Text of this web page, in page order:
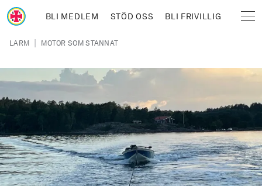
Hoppa till huvudinnehåll
BLI MEDLEM STÖD OSS BLI FRIVILLIG
Länkstig
LARM | MOTOR SOM STANNAT